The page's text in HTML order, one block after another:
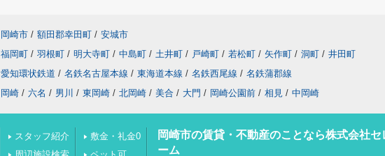
岡崎市 / 額田郡幸田町 / 安城市
福岡町 / 羽根町 / 明大寺町 / 中島町 / 土井町 / 戸崎町 / 若松町 / 矢作町 / 洞町 / 井田町
愛知環状鉄道 / 名鉄名古屋本線 / 東海道本線 / 名鉄西尾線 / 名鉄蒲郡線
岡崎 / 六名 / 男川 / 東岡崎 / 北岡崎 / 美合 / 大門 / 岡崎公園前 / 相見 / 中岡崎
スタッフ紹介
敷金・礼金0
岡崎市の賃貸・不動産のことなら株式会社セ
ーム